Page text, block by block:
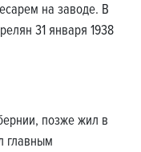
на заводе. В
31 января 1938
позже жил в
главным